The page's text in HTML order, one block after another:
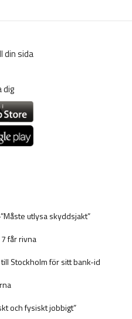
din sida
dig
utlysa skyddsjakt”
får rivna
Stockholm för sitt bank-id
och fysiskt jobbigt”